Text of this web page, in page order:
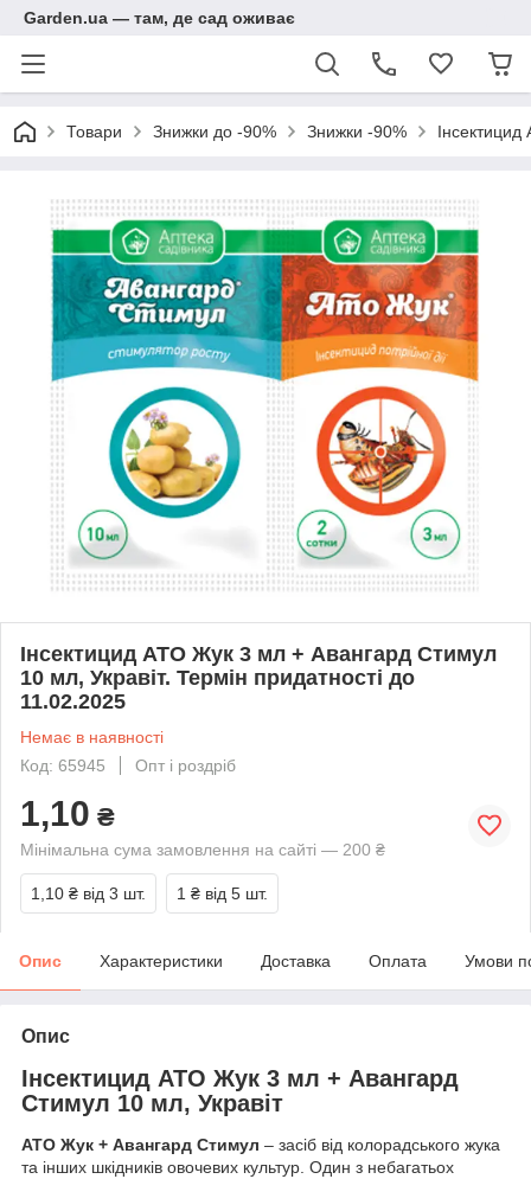
Garden.ua — там, де сад оживає
Товари Знижки до -90% Знижки -90%
Інсектицид АТО Жук 3 мл + Авангард Стимул
10 мл, Укравіт. Термін придатності до
11.02.2025
Немає в наявності
Код: 65945
Опт і роздріб
1,10 ₴
Мінімальна сума замовлення на сайті — 200 ₴
1,10 ₴ від 3 шт. 1 ₴ від 5 шт.
Опис Характеристики Доставка Оплата Умови
Опис
Інсектицид АТО Жук 3 мл + Авангард
Стимул 10 мл, Укравіт
АТО Жук + Авангард Стимул – засіб від колорадського жука
та інших шкідників овочевих культур. Один з небагатьох